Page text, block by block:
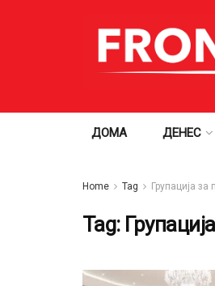
ДОМА ДЕНЕС
Home Tag Групација
Tag: